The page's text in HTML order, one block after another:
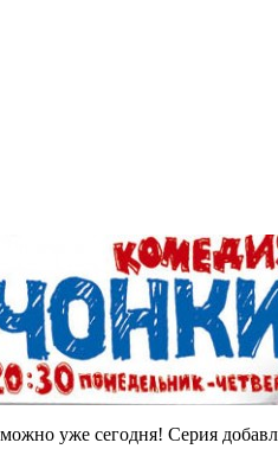
уже сегодня! Серия